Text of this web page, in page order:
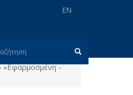
EN
«Εφαρμοσμένη -